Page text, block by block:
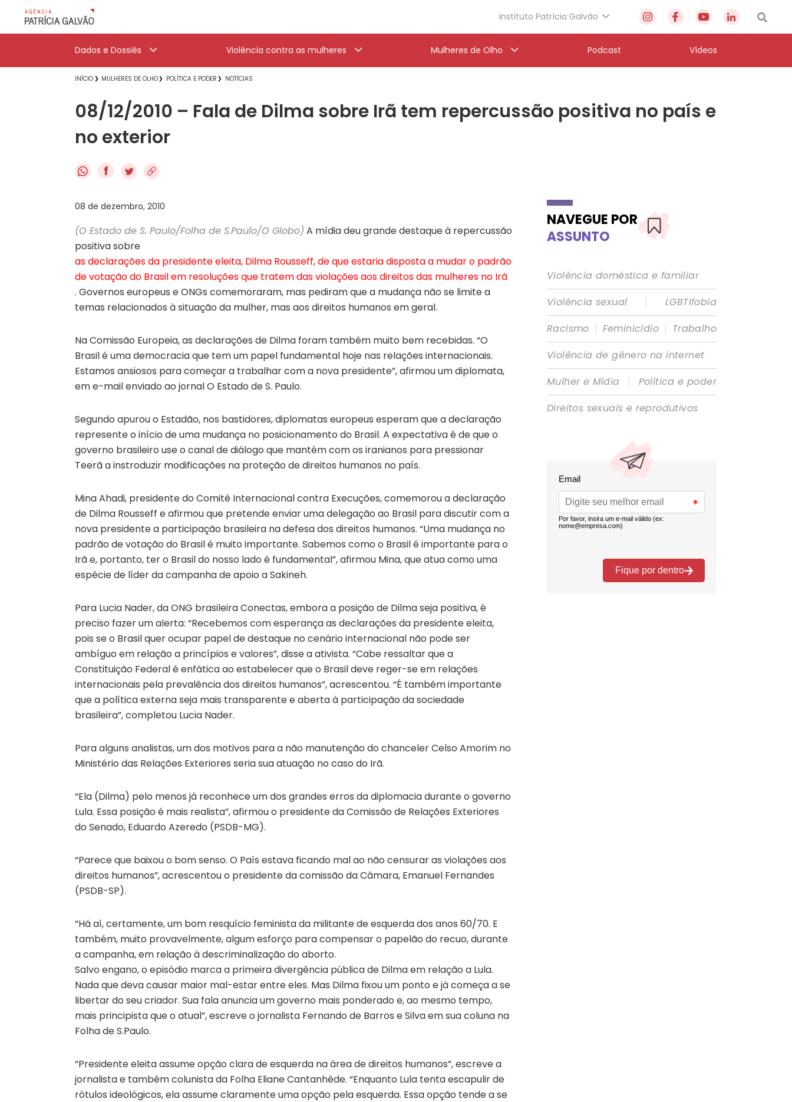
Instituto Patrícia Galvão
Dados e Dossiês Violência contra as mulheres Mulheres de Olho Podcast Vídeos
INÍCIO MULHERES DE OLHO POLÍTICA E PODER NOTÍCIAS
08/12/2010 – Fala de Dilma sobre Irã tem repercussão positiva no país e
no exterior
f
08 de dezembro, 2010
(O Estado de S. Paulo/Folha de S.Paulo/O Globo) A mídia deu grande destaque à repercussão
positiva sobre
as declarações da presidente eleita, Dilma Rousseff, de que estaria disposta a mudar o padrão
de votação do Brasil em resoluções que tratem das violações aos direitos das mulheres no Irã
. Governos europeus e ONGs comemoraram, mas pediram que a mudança não se limite a
temas relacionados à situação da mulher, mas aos direitos humanos em geral.
Na Comissão Europeia, as declarações de Dilma foram também muito bem recebidas. “O
Brasil é uma democracia que tem um papel fundamental hoje nas relações internacionais.
Estamos ansiosos para começar a trabalhar com a nova presidente”, afirmou um diplomata,
em e-mail enviado ao jornal O Estado de S. Paulo.
Segundo apurou o Estadão, nos bastidores, diplomatas europeus esperam que a declaração
represente o início de uma mudança no posicionamento do Brasil. A expectativa é de que o
governo brasileiro use o canal de diálogo que mantém com os iranianos para pressionar
Teerã a instroduzir modificações na proteção de direitos humanos no país.
Mina Ahadi, presidente do Comitê Internacional contra Execuções, comemorou a declaração
de Dilma Rousseff e afirmou que pretende enviar uma delegação ao Brasil para discutir com a
nova presidente a participação brasileira na defesa dos direitos humanos. “Uma mudança no
padrão de votação do Brasil é muito importante. Sabemos como o Brasil é importante para o
Irã e, portanto, ter o Brasil do nosso lado é fundamental”, afirmou Mina, que atua como uma
espécie de líder da campanha de apoio a Sakineh.
Para Lucia Nader, da ONG brasileira Conectas, embora a posição de Dilma seja positiva, é
preciso fazer um alerta: “Recebemos com esperança as declarações da presidente eleita,
pois se o Brasil quer ocupar papel de destaque no cenário internacional não pode ser
ambíguo em relação a princípios e valores”, disse a ativista. “Cabe ressaltar que a
Constituição Federal é enfática ao estabelecer que o Brasil deve reger-se em relações
internacionais pela prevalência dos direitos humanos”, acrescentou. “É também importante
que a política externa seja mais transparente e aberta à participação da sociedade
brasileira”, completou Lucia Nader.
Para alguns analistas, um dos motivos para a não manutenção do chanceler Celso Amorim no
Ministério das Relações Exteriores seria sua atuação no caso do Irã.
“Ela (Dilma) pelo menos já reconhece um dos grandes erros da diplomacia durante o governo
Lula. Essa posição é mais realista”, afirmou o presidente da Comissão de Relações Exteriores
do Senado, Eduardo Azeredo (PSDB-MG).
“Parece que baixou o bom senso. O País estava ficando mal ao não censurar as violações aos
direitos humanos”, acrescentou o presidente da comissão da Câmara, Emanuel Fernandes
(PSDB-SP).
“Há aí, certamente, um bom resquício feminista da militante de esquerda dos anos 60/70. E
também, muito provavelmente, algum esforço para compensar o papelão do recuo, durante
a campanha, em relação à descriminalização do aborto.
Salvo engano, o episódio marca a primeira divergência pública de Dilma em relação a Lula.
Nada que deva causar maior mal-estar entre eles. Mas Dilma fixou um ponto e já começa a se
libertar do seu criador. Sua fala anuncia um governo mais ponderado e, ao mesmo tempo,
mais principista que o atual”, escreve o jornalista Fernando de Barros e Silva em sua coluna na
Folha de S.Paulo.
“Presidente eleita assume opção clara de esquerda na área de direitos humanos”, escreve a
jornalista e também colunista da Folha Eliane Cantanhêde. “Enquanto Lula tenta escapulir de
rótulos ideológicos, ela assume claramente uma opção pela esquerda. Essa opção tende a se
NAVEGUE POR
ASSUNTO
Violência doméstica e familiar
Violência sexual
|
LGBTIfobia
Racismo | Feminicídio | Trabalho
Violência de gênero na internet
Mulher e Mídia
|
Política e poder
Direitos sexuais e reprodutivos